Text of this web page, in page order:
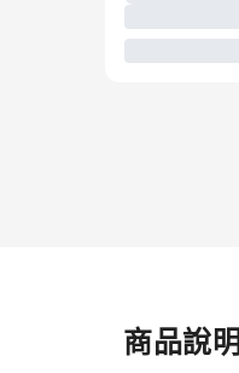
商品說明